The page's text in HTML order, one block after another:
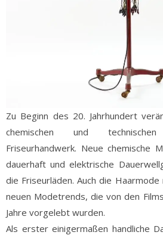
Zu Beginn des 20. Jahrhundert
chemischen und
Friseurhandwerk. Neue chemische
dauerhaft und elektrische
die Friseurläden. Auch die
neuen Modetrends, die von den
Jahre vorgelebt wurden.
Als erster einigermaßen handliche